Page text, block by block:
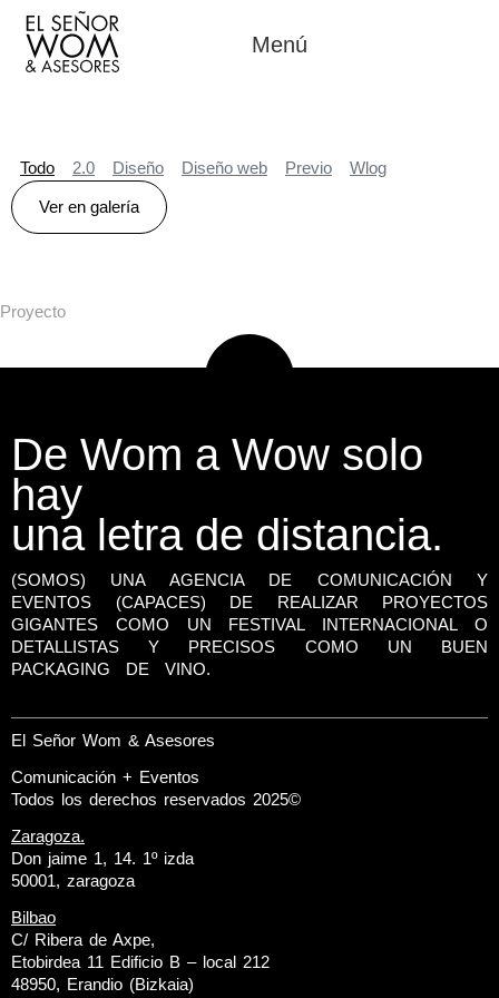
Menú
2.0 Diseño Diseño web Previo Wlog
Todo
Ver en galería
Proyecto
De Wom a Wow solo
hay
una letra de distancia.
(SOMOS) UNA AGENCIA DE COMUNICACIÓN Y
EVENTOS (CAPACES) DE REALIZAR PROYECTOS
GIGANTES COMO UN FESTIVAL INTERNACIONAL O
DETALLISTAS Y PRECISOS COMO UN BUEN
PACKAGING DE VINO.
El Señor Wom & Asesores
Comunicación + Eventos
Todos los derechos reservados 2025©
Zaragoza.
Don jaime 1, 14. 1º izda
50001, zaragoza
Bilbao
C/ Ribera de Axpe,
Etobirdea 11 Edificio B – local 212
48950, Erandio (Bizkaia)